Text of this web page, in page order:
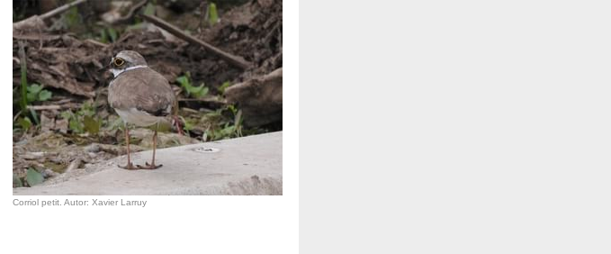
Corriol petit. Autor: Xavier Larruy